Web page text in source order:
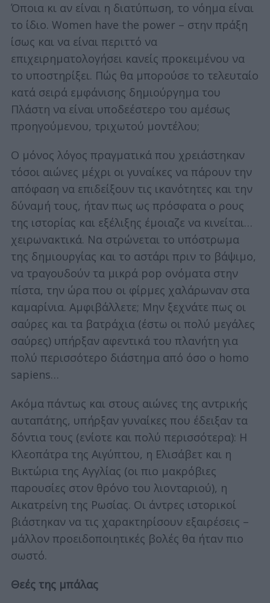
Όποια κι αν είναι η διατύπωση, το νόημα είναι
το ίδιο. Women have the power – στην πράξη
ίσως και να είναι περιττό να
επιχειρηματολογήσει κανείς προκειμένου να
το υποστηρίξει. Πώς θα μπορούσε το τελευταίο
κατά σειρά εμφάνισης δημιούργημα του
Πλάστη να είναι υποδεέστερο του αμέσως
προηγούμενου, τριχωτού μοντέλου;
Ο μόνος λόγος πραγματικά που χρειάστηκαν
τόσοι αιώνες μέχρι οι γυναίκες να πάρουν την
απόφαση να επιδείξουν τις ικανότητες και την
δύναμή τους, ήταν πως ως πρόσφατα ο ρους
της ιστορίας και εξέλιξης έμοιαζε να κινείται…
χειρωνακτικά. Να στρώνεται το υπόστρωμα
της δημιουργίας και το αστάρι πριν το βάψιμο,
να τραγουδούν τα μικρά pop ονόματα στην
πίστα, την ώρα που οι φίρμες χαλάρωναν στα
καμαρίνια. Αμφιβάλλετε; Μην ξεχνάτε πως οι
σαύρες και τα βατράχια (έστω οι πολύ μεγάλες
σαύρες) υπήρξαν αφεντικά του πλανήτη για
πολύ περισσότερο διάστημα από όσο ο homo
sapiens…
Ακόμα πάντως και στους αιώνες της αντρικής
αυταπάτης, υπήρξαν γυναίκες που έδειξαν τα
δόντια τους (ενίοτε και πολύ περισσότερα): Η
Κλεοπάτρα της Αιγύπτου, η Ελισάβετ και η
Βικτώρια της Αγγλίας (οι πιο μακρόβιες
παρουσίες στον θρόνο του λιονταριού), η
Αικατρείνη της Ρωσίας. Οι άντρες ιστορικοί
βιάστηκαν να τις χαρακτηρίσουν εξαιρέσεις –
μάλλον προειδοποιητικές βολές θα ήταν πιο
σωστό.
Θεές της μπάλας